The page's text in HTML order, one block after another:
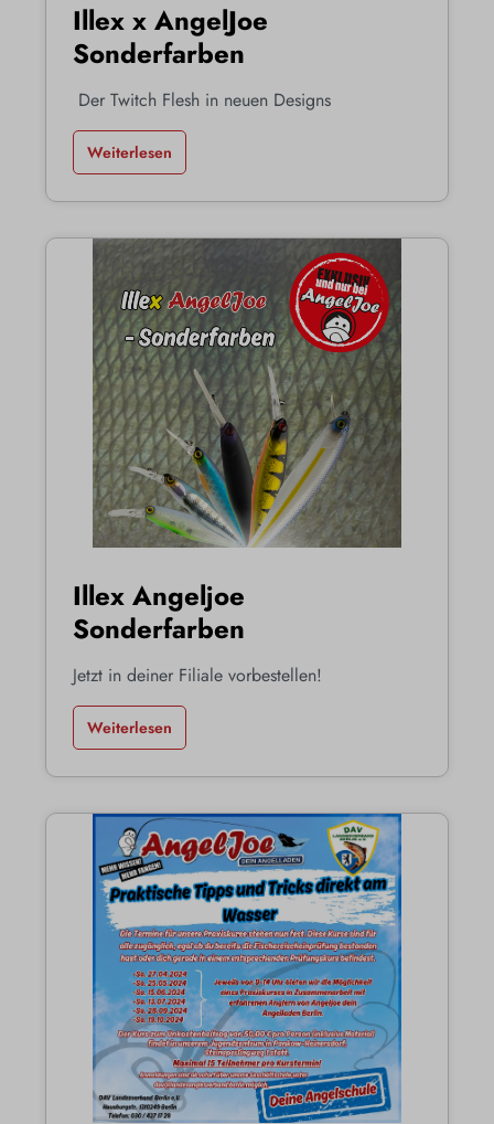
Illex x AngelJoe
Sonderfarben
Der Twitch Flesh in neuen Designs
Weiterlesen
Illex Angeljoe
Sonderfarben
Jetzt in deiner Filiale vorbestellen!
Weiterlesen